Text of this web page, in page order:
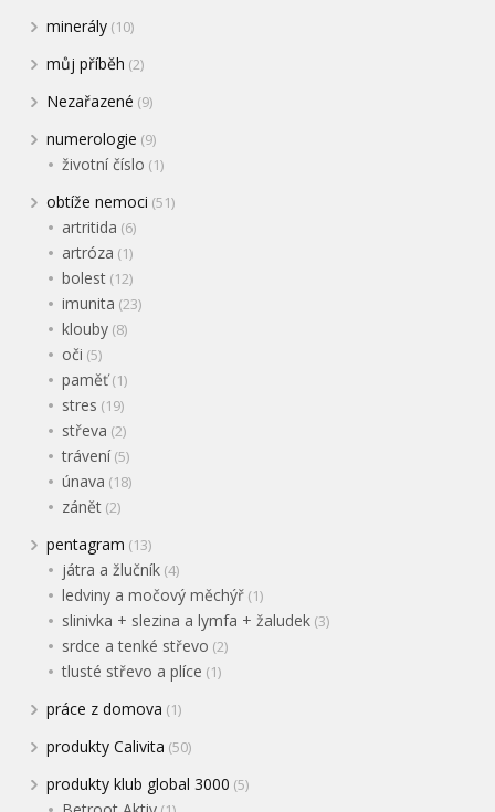
minerály (10)
můj příběh (2)
Nezařazené (9)
numerologie (9)
životní číslo (1)
obtíže nemoci (51)
artritida (6)
artróza (1)
bolest (12)
imunita (23)
klouby (8)
oči (5)
paměť(1)
stres (19)
střeva (2)
trávení(5)
únava (18)
zánět (2)
pentagram (13)
játra a žlučník (4)
ledviny a močový měchýř (1)
slinivka + slezina a lymfa + žaludek (3)
srdce a tenké střevo (2)
tlusté střevo a plíce (1)
práce z domova (1)
produkty Calivita (50)
produkty klub global 3000 (5)